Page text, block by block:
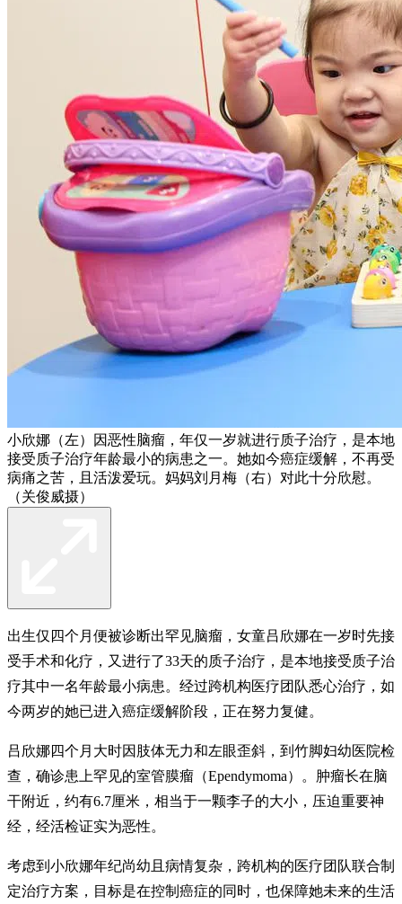
小欣娜（左）因恶性脑瘤，年仅一岁就进行质子治疗，是本地
接受质子治疗年龄最小的病患之一。她如今癌症缓解，不再受
病痛之苦，且活泼爱玩。妈妈刘月梅（右）对此十分欣慰。
（关俊威摄）
出生仅四个月便被诊断出罕见脑瘤，女童吕欣娜在一岁时先接
受手术和化疗，又进行了33天的质子治疗，是本地接受质子治
疗其中一名年龄最小病患。经过跨机构医疗团队悉心治疗，如
今两岁的她已进入癌症缓解阶段，正在努力复健。
吕欣娜四个月大时因肢体无力和左眼歪斜，到竹脚妇幼医院检
查，确诊患上罕见的室管膜瘤（Ependymoma）。肿瘤长在脑
干附近，约有6.7厘米，相当于一颗李子的大小，压迫重要神
经，经活检证实为恶性。
考虑到小欣娜年纪尚幼且病情复杂，跨机构的医疗团队联合制
定治疗方案，目标是在控制癌症的同时，也保障她未来的生活